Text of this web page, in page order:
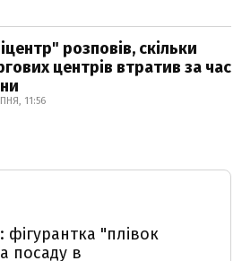
розповів, скільки
центрів втратив за час
11:56
"плівок
посаду в